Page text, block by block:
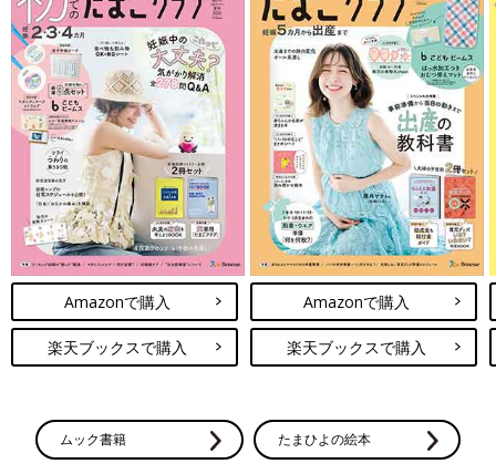
Amazonで購入
楽天ブックスで購入
Amazonで購入
楽天ブックスで購入
ムック書籍 たまひよの絵本